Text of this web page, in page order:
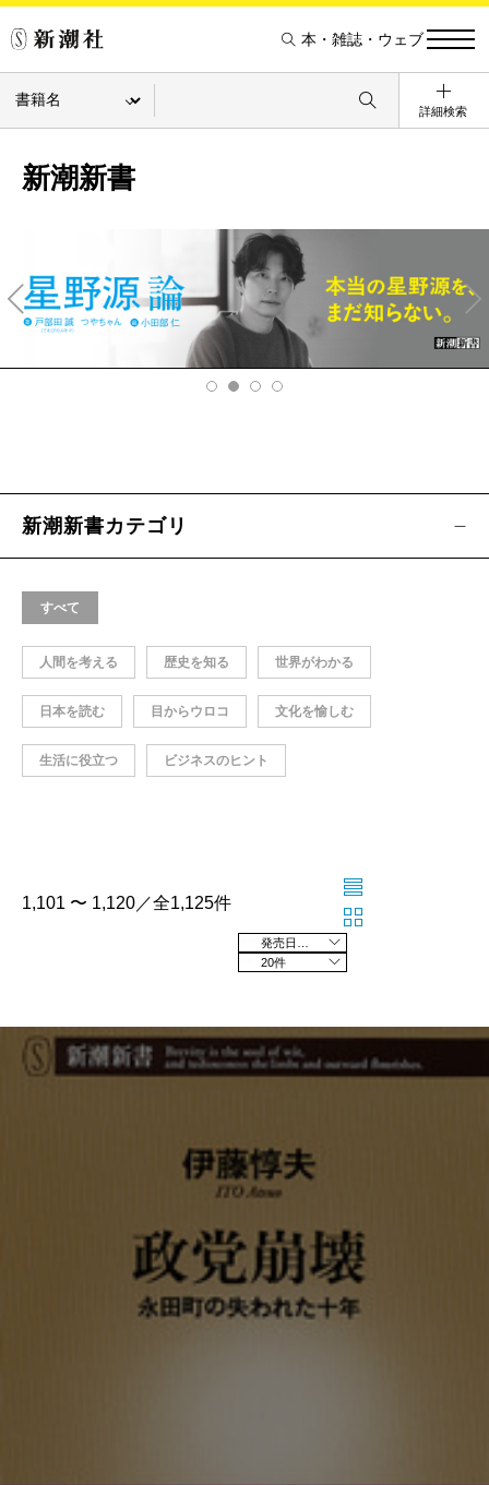
本・雑誌・ウェブ
詳細検索
新潮新書
v
Ne
xt
新潮新書カテゴリ
すべて
人間を考える 歴史を知る 世界がわかる
日本を読む 目からウロコ 文化を愉しむ
生活に役立つ ビジネスのヒント
1,101 〜 1,120／全1,125件
20件